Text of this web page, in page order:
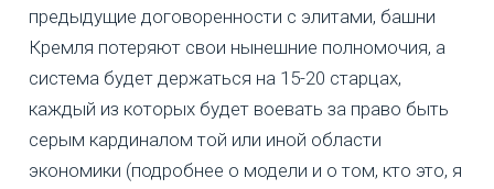
предыдущие договоренности с элитами, башни
Кремля потеряют свои нынешние полномочия, а
система будет держаться на 15-20 старцах,
каждый из которых будет воевать за право быть
серым кардиналом той или иной области
экономики (подробнее о модели и о том, кто это, я